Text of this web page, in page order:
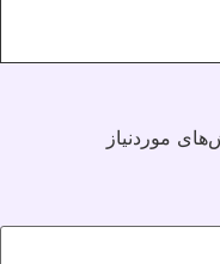
موردنیاز